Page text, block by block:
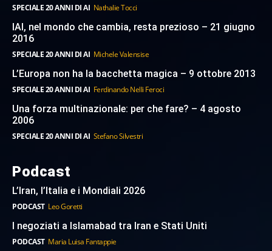
SPECIALE 20 ANNI DI AI Nathalie Tocci
IAI, nel mondo che cambia, resta prezioso – 21 giugno
2016
SPECIALE 20 ANNI DI AI Michele Valensise
L’Europa non ha la bacchetta magica – 9 ottobre 2013
SPECIALE 20 ANNI DI AI Ferdinando Nelli Feroci
Una forza multinazionale: per che fare? – 4 agosto
2006
SPECIALE 20 ANNI DI AI Stefano Silvestri
Podcast
L’Iran, l’Italia e i Mondiali 2026
PODCAST Leo Goretti
I negoziati a Islamabad tra Iran e Stati Uniti
PODCAST Maria Luisa Fantappie